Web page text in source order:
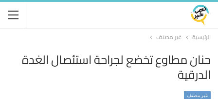
الرئيسية غير مصنف
حنان مطاوع تخضع لجراحة استئصال الغدة
الدرقية
غير مصنف